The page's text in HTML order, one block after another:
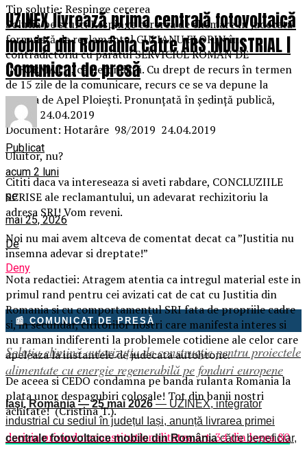
Tip solutie: Respinge cererea
Solutia pe scurt: Respinge cererea de chemare în judecată
formulată de reclamantul GULIANU FLORIN în
contradictoriu cu pârâtul SERVICIUL ROMÂN DE
INFORMAŢII, ca nefondată. Cu drept de recurs în termen
de 15 zile de la comunicare, recurs ce se va depune la
Curtea de Apel Ploieşti. Pronunţată în şedinţă publică,
astăzi, 24.04.2019
Document: Hotarâre 98/2019 24.04.2019
Uluitor, nu?
Cititi daca va intereseaza si aveti rabdare, CONCLUZIILE
SCRISE ale reclamantului, un adevarat rechizitoriu la
adresa SRI! Vom reveni.
Noi nu mai avem altceva de comentat decat ca ”Justitia nu
insemna adevar si dreptate!”
Nota redactiei: Atragem atentia ca intregul material este in
primul rand pentru cei avizati cat de cat cu Justitia din
Romania si cu comportamentul SRI fata de propriile cadre
si, in secundar, cititorilor nostri care manifesta interes si
nu raman indiferenti la problemele cotidiene ale celor care
apeleaza la instantele de judecata autohtone.
De aceea si CEDO condamna pe banda rulanta Romania la
plata unor despagubiri colosale! Tot din banii nostri
achitate! (Cristina T.).
decizia privind neconstitutionalitatea art. 34 din legea 80
UZINEX livrează prima centrală fotovoltaică
mobilă din România către ARS INDUSTRIAL |
Comunicat de presă
Publicat
acum 2 luni
pe
mai 25, 2026
De
Deny
📰 COMUNICAT DE PRESĂ
Soluția elimină autorizația de construcție pentru proiectele
alimentate cu energie regenerabilă pe fonduri europene
Iași, România — 25 mai 2026— UZINEX, integrator
industrial cu sediul în județul Iași, anunță livrarea primei
centrale fotovoltaice mobile din Româniacătre beneficiar,